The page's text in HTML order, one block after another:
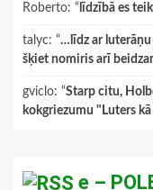
Roberto: “ līdzībā es
talyc: “…līdz ar luterāņu
šķiet nomiris arī
gviclo: “Starp citu,
kokgriezumu "Luters
e –